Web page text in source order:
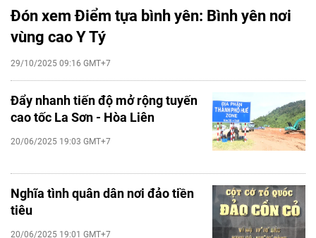
Đón xem Điểm tựa bình yên: Bình yên nơi
vùng cao Y Tý
29/10/2025 09:16 GMT+7
Đẩy nhanh tiến độ mở rộng tuyến
cao tốc La Sơn - Hòa Liên
20/06/2025 19:03 GMT+7
Nghĩa tình quân dân nơi đảo tiền
tiêu
20/06/2025 19:01 GMT+7